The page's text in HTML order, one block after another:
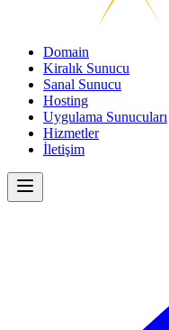
Domain
Kiralık Sunucu
Sanal Sunucu
Hosting
Uygulama Sunucuları
Hizmetler
İletişim